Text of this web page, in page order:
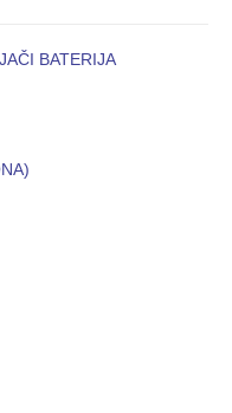
BATERIJA